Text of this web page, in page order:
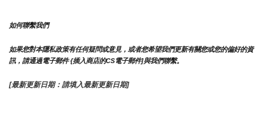
如何聯繫我們
如果您對本隱私政策有任何疑問或意見，或者您希望我們更新有關您或您的偏好的資
訊，請通過電子郵件 {插入商店的CS電子郵件]與我們聯繫。
[最新更新日期：請填入最新更新日期]